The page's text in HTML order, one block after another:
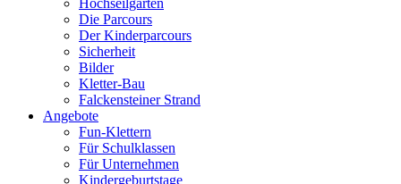
Hochseilgarten
Die Parcours
Der Kinderparcours
Sicherheit
Bilder
Kletter-Bau
Falckensteiner Strand
Angebote
Fun-Klettern
Für Schulklassen
Für Unternehmen
Kindergeburtstage